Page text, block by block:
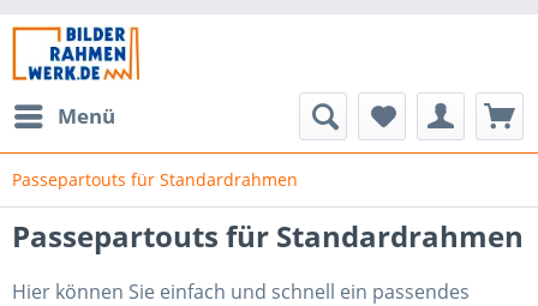
Menü
Passepartouts für Standardrahmen
Passepartouts für Standardrahmen
Hier können Sie einfach und schnell ein passendes